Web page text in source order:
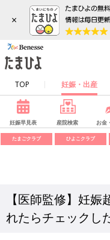
×
TOP 妊娠・出産
妊娠早見表 産院検索 お金
たまごクラブ ひよこクラブ
【医師監修】妊
れたらチェックし